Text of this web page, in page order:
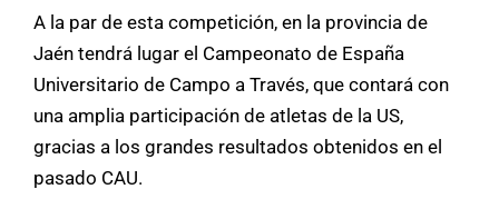
A la par de esta competición, en la provincia de
Jaén tendrá lugar el Campeonato de España
Universitario de Campo a Través, que contará con
una amplia participación de atletas de la US,
gracias a los grandes resultados obtenidos en el
pasado CAU.